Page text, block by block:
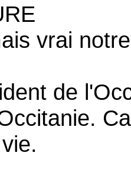
vrai
de